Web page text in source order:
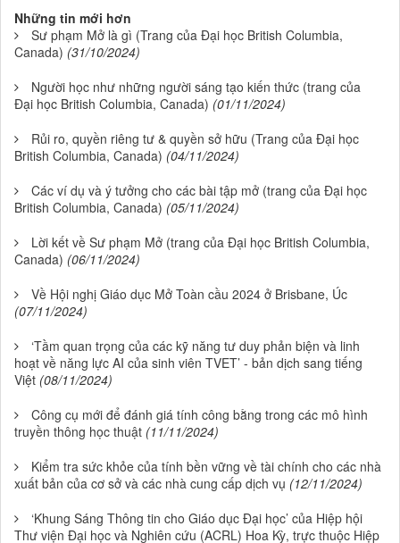
Những tin mới hơn
Sư phạm Mở là gì (Trang của Đại học British Columbia,
Canada) (31/10/2024)
Người học như những người sáng tạo kiến thức (trang của
Đại học British Columbia, Canada) (01/11/2024)
Rủi ro, quyền riêng tư & quyền sở hữu (Trang của Đại học
British Columbia, Canada) (04/11/2024)
Các ví dụ và ý tưởng cho các bài tập mở (trang của Đại học
British Columbia, Canada) (05/11/2024)
Lời kết về Sư phạm Mở (trang của Đại học British Columbia,
Canada) (06/11/2024)
Về Hội nghị Giáo dục Mở Toàn cầu 2024 ở Brisbane, Úc
(07/11/2024)
‘Tầm quan trọng của các kỹ năng tư duy phản biện và linh
hoạt về năng lực AI của sinh viên TVET’ - bản dịch sang tiếng
Việt (08/11/2024)
Công cụ mới để đánh giá tính công bằng trong các mô hình
truyền thông học thuật (11/11/2024)
Kiểm tra sức khỏe của tính bền vững về tài chính cho các nhà
xuất bản của cơ sở và các nhà cung cấp dịch vụ (12/11/2024)
‘Khung Sáng Thông tin cho Giáo dục Đại học’ của Hiệp hội
Thư viện Đại học và Nghiên cứu (ACRL) Hoa Kỳ, trực thuộc Hiệp